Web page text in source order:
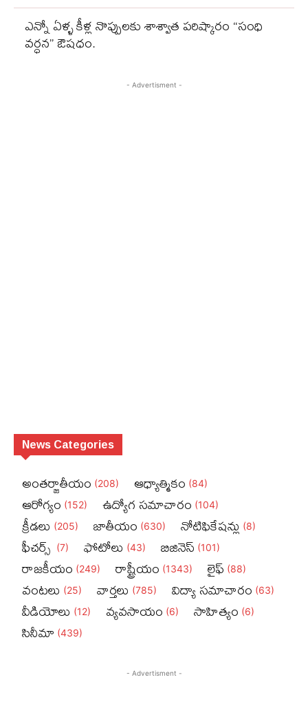
ఎన్నో ఏళ్ళ కీళ్ల నొప్పులకు శాశ్వాత పరిష్కారం “సంధి
వర్ధన” ఔషధం.
- Advertisment -
News Categories
అంతర్జాతీయం (208) ఆధ్యాత్మికం (84)
ఆరోగ్యం (152) ఉద్యోగ సమాచారం (104)
క్రీడలు (205) జాతీయం (630) నోటిఫికేషన్లు (8)
ఫీచ‌ర్స్ ‌ (7) ఫోటోలు (43) బిజినెస్‌ (101)
రాజకీయం (249) రాష్ట్రీయం (1343) లైఫ్‌ (88)
వంటలు (25) వార్తలు (785) విద్యా సమాచారం (63)
వీడియోలు (12) వ్యవసాయం (6) సాహిత్యం (6)
సినీమా (439)
- Advertisment -